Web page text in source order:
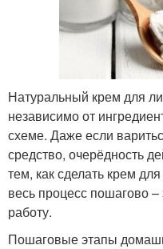
Натуральный крем для
независимо от
схеме. Даже если
средство, очерёдность
тем, как сделать крем
весь процесс пошагово –
работу.
Пошаговые этапы